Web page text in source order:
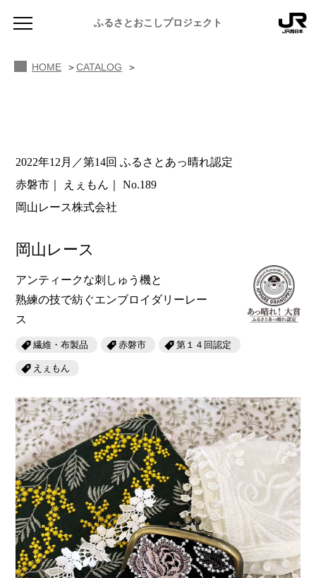
ふるさとおこしプロジェクト
お知らせ
ふるさと文庫
あの駅この駅
おのえきTIMES
JR西日本グループのおみやげ開発
みんなのドーナツ
せとうちの果実 清涼飲料水
雑貨シリーズ
恋するジャージー 瀬戸田レモン
蒜山ショコラ
蒜山ショコラクッキーズ
せとうちのおいしいシリーズ
ふるさとあっ晴れ認定
マップ・一覧から探す
カテゴリー・タグ・キーワードから探す
第16回 Re： 第15回 未来へつなぐ人
第14回 持続と進化 第13回 せとうちの海を育む山々
第12回 挑戦 第11回 せとうち
第10回 岡山・備後の果物 第9回 岡山・備後のうめぇもん
Urara
SAKU美SAKU楽
SETOUCHI TRAIN
La Malle de Bois
地酒列車
スローライフ列車
ABOUT
JR岡山の地域共生
ふるさとおこしプロジェクトとは
活動内容
HOME CATALOG
2022年12月／第14回 ふるさとあっ晴れ認定
赤磐市
えぇもん
No.189
岡山レース株式会社
岡山レース
アンティークな刺しゅう機と
熟練の技で紡ぐエンブロイダリーレー
ス
繊維・布製品 赤磐市 第１４回認定
えぇもん